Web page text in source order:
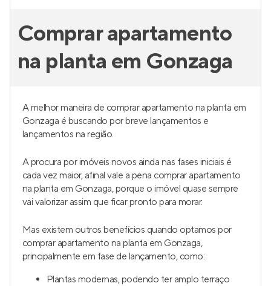
Comprar apartamento
na planta em Gonzaga
A melhor maneira de comprar apartamento na planta em
Gonzaga é buscando por breve lançamentos e
lançamentos na região.
A procura por imóveis novos ainda nas fases iniciais é
cada vez maior, afinal vale a pena comprar apartamento
na planta em Gonzaga, porque o imóvel quase sempre
vai valorizar assim que ficar pronto para morar.
Mas existem outros benefícios quando optamos por
comprar apartamento na planta em Gonzaga,
principalmente em fase de lançamento, como:
Plantas modernas, podendo ter amplo terraço